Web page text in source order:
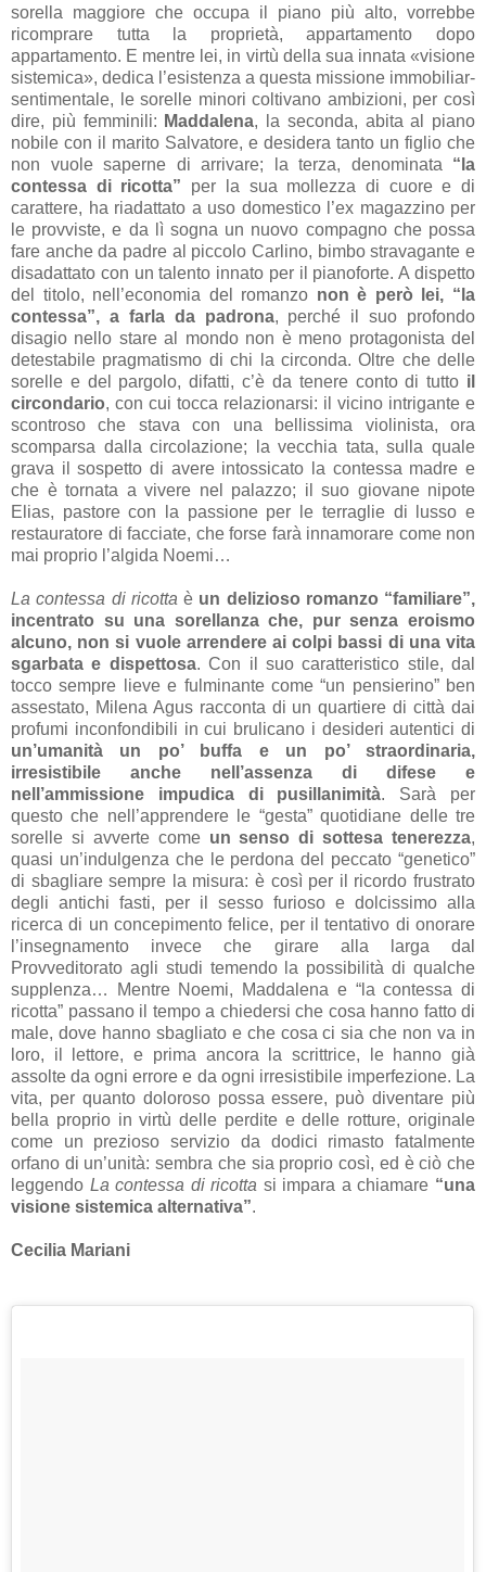
sorella maggiore che occupa il piano più alto, vorrebbe
ricomprare tutta la proprietà, appartamento dopo
appartamento. E mentre lei, in virtù della sua innata «visione
sistemica», dedica l’esistenza a questa missione immobiliar-
sentimentale, le sorelle minori coltivano ambizioni, per così
dire, più femminili: Maddalena, la seconda, abita al piano
nobile con il marito Salvatore, e desidera tanto un figlio che
non vuole saperne di arrivare; la terza, denominata “la
contessa di ricotta” per la sua mollezza di cuore e di
carattere, ha riadattato a uso domestico l’ex magazzino per
le provviste, e da lì sogna un nuovo compagno che possa
fare anche da padre al piccolo Carlino, bimbo stravagante e
disadattato con un talento innato per il pianoforte. A dispetto
del titolo, nell’economia del romanzo non è però lei, “la
contessa”, a farla da padrona, perché il suo profondo
disagio nello stare al mondo non è meno protagonista del
detestabile pragmatismo di chi la circonda. Oltre che delle
sorelle e del pargolo, difatti, c’è da tenere conto di tutto il
circondario, con cui tocca relazionarsi: il vicino intrigante e
scontroso che stava con una bellissima violinista, ora
scomparsa dalla circolazione; la vecchia tata, sulla quale
grava il sospetto di avere intossicato la contessa madre e
che è tornata a vivere nel palazzo; il suo giovane nipote
Elias, pastore con la passione per le terraglie di lusso e
restauratore di facciate, che forse farà innamorare come non
mai proprio l’algida Noemi…
La contessa di ricotta è un delizioso romanzo “familiare”,
incentrato su una sorellanza che, pur senza eroismo
alcuno, non si vuole arrendere ai colpi bassi di una vita
sgarbata e dispettosa. Con il suo caratteristico stile, dal
tocco sempre lieve e fulminante come “un pensierino” ben
assestato, Milena Agus racconta di un quartiere di città dai
profumi inconfondibili in cui brulicano i desideri autentici di
un’umanità un po’ buffa e un po’ straordinaria,
irresistibile anche nell’assenza di difese e
nell’ammissione impudica di pusillanimità. Sarà per
questo che nell’apprendere le “gesta” quotidiane delle tre
sorelle si avverte come un senso di sottesa tenerezza,
quasi un’indulgenza che le perdona del peccato “genetico”
di sbagliare sempre la misura: è così per il ricordo frustrato
degli antichi fasti, per il sesso furioso e dolcissimo alla
ricerca di un concepimento felice, per il tentativo di onorare
l’insegnamento invece che girare alla larga dal
Provveditorato agli studi temendo la possibilità di qualche
supplenza… Mentre Noemi, Maddalena e “la contessa di
ricotta” passano il tempo a chiedersi che cosa hanno fatto di
male, dove hanno sbagliato e che cosa ci sia che non va in
loro, il lettore, e prima ancora la scrittrice, le hanno già
assolte da ogni errore e da ogni irresistibile imperfezione. La
vita, per quanto doloroso possa essere, può diventare più
bella proprio in virtù delle perdite e delle rotture, originale
come un prezioso servizio da dodici rimasto fatalmente
orfano di un’unità: sembra che sia proprio così, ed è ciò che
leggendo La contessa di ricotta si impara a chiamare “una
visione sistemica alternativa”.
Cecilia Mariani